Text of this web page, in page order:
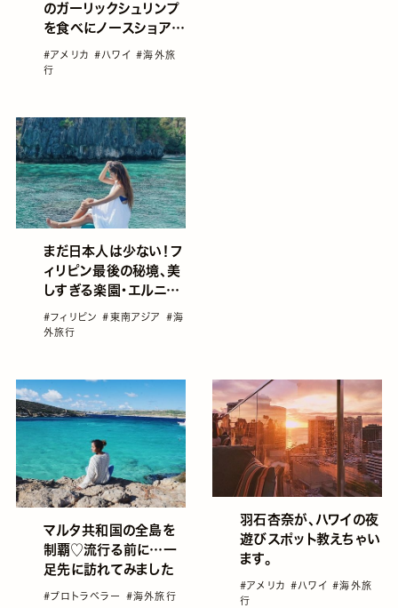
のガーリックシュリンプ
を食べにノースショアへ
#アメリカ#ハワイ#海外旅
行
まだ日本人は少ない！フ
ィリピン最後の秘境、美
しすぎる楽園・エルニド
への行き方
#フィリピン#東南アジア #海
外旅行
マルタ共和国の全島を
制覇♡流行る前に…一
足先に訪れてみました
#プロトラベラー #海外旅行
羽石杏奈が、ハワイの夜
遊びスポット教えちゃい
ます。
#アメリカ#ハワイ#海外旅
行